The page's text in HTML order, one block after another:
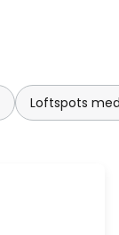
Loftspots